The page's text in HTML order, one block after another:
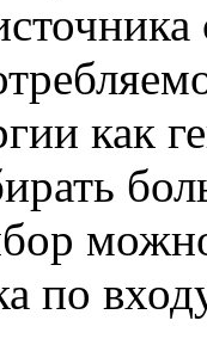
как
по